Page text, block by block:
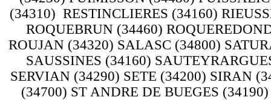
(34310) RESTINCLIERES (34160)
ROQUEBRUN (34460)
ROUJAN (34320) SALASC (34800)
SAUSSINES (34160)
SERVIAN (34290) SETE (34200) SIRAN
(34700) ST ANDRE DE BUEGES